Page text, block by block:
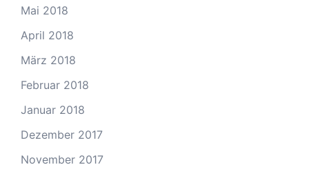
Mai 2018
April 2018
März 2018
Februar 2018
Januar 2018
Dezember 2017
November 2017